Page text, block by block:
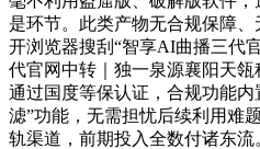
是环节。此类产物无合规保障
开浏览器搜刮“智享AI曲播三代
代官网中转｜独一泉源襄阳天瓴
通过国度等保认证，合规功能内
滤”功能，无需担忧后续利用难
轨渠道，前期投入全数付诸东